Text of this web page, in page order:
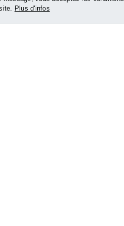
Plus d'infos